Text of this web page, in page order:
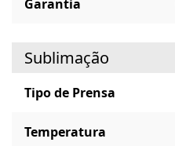
Garantia
Sublimação
Tipo de Prensa
Temperatura